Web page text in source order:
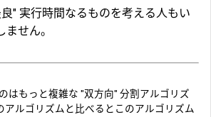
" 実行時間なるものを考える人もい
せん。
はもっと複雑な "双方向" 分割アルゴリズ
アルゴリズムと比べるとこのアルゴリズム